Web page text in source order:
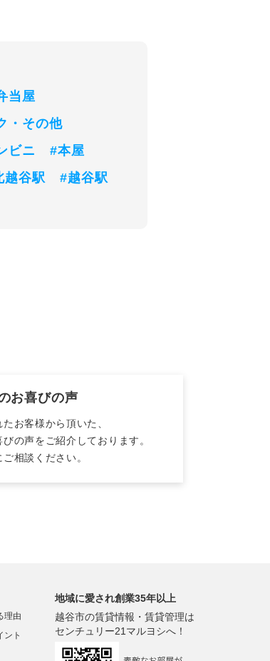
当屋
・その他
ビニ
#本屋
越谷駅
#越谷駅
お喜びの声
お客様から頂いた、
の声をご紹介しております。
相談ください。
理由
ント
地域に愛され創業35年以上
越谷市の賃貸情報・賃貸管理は
センチュリー21マルヨシへ！